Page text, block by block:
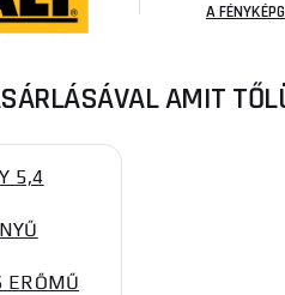
A
AMIT
5,4
ERŐMŰ